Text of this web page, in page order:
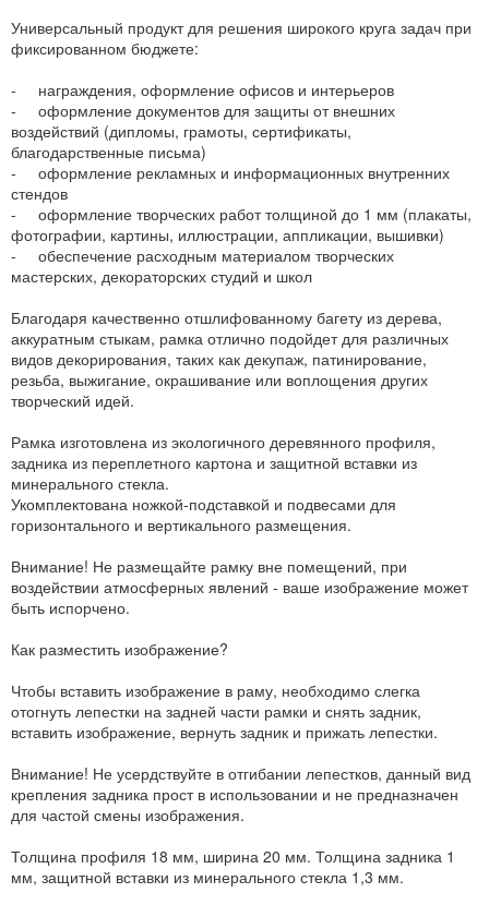
Универсальный продукт для решения широкого круга задач при
фиксированном бюджете:
- награждения, оформление офисов и интерьеров
- оформление документов для защиты от внешних
воздействий (дипломы, грамоты, сертификаты,
благодарственные письма)
- оформление рекламных и информационных внутренних
стендов
- оформление творческих работ толщиной до 1 мм (плакаты,
фотографии, картины, иллюстрации, аппликации, вышивки)
- обеспечение расходным материалом творческих
мастерских, декораторских студий и школ
Благодаря качественно отшлифованному багету из дерева,
аккуратным стыкам, рамка отлично подойдет для различных
видов декорирования, таких как декупаж, патинирование,
резьба, выжигание, окрашивание или воплощения других
творческий идей.
Рамка изготовлена из экологичного деревянного профиля,
задника из переплетного картона и защитной вставки из
минерального стекла.
Укомплектована ножкой-подставкой и подвесами для
горизонтального и вертикального размещения.
Внимание! Не размещайте рамку вне помещений, при
воздействии атмосферных явлений - ваше изображение может
быть испорчено.
Как разместить изображение?
Чтобы вставить изображение в раму, необходимо слегка
отогнуть лепестки на задней части рамки и снять задник,
вставить изображение, вернуть задник и прижать лепестки.
Внимание! Не усердствуйте в отгибании лепестков, данный вид
крепления задника прост в использовании и не предназначен
для частой смены изображения.
Толщина профиля 18 мм, ширина 20 мм. Толщина задника 1
мм, защитной вставки из минерального стекла 1,3 мм.